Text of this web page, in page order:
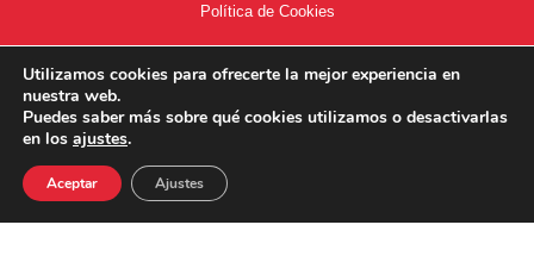
Política de Cookies
34667504662
Utilizamos cookies para ofrecerte la mejor experiencia en
nuestra web.
Puedes saber más sobre qué cookies utilizamos o desactivarlas
en los ajustes.
Aceptar Ajustes